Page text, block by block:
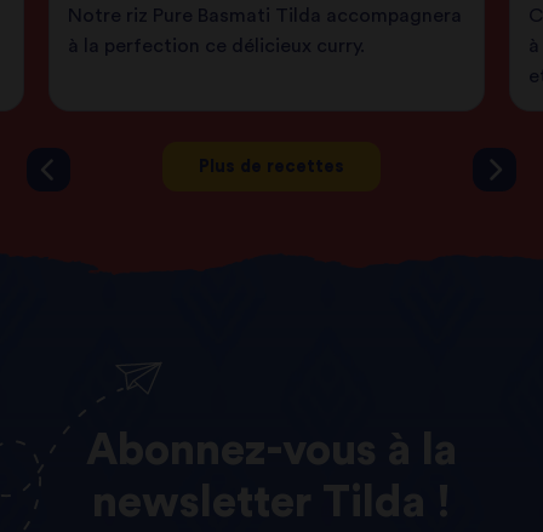
Notre riz Pure Basmati Tilda accompagnera
à la perfection ce délicieux curry.
Plus de recettes
Abonnez-vous
la
newsletter
Tilda !